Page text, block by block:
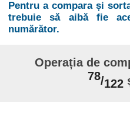
Pentru a compara și
trebuie să aibă fie
numărător.
Operația de
78/122